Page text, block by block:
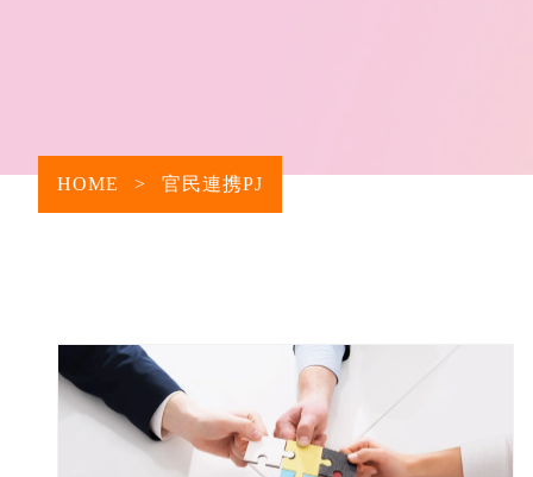
HOME > 官民連携PJ